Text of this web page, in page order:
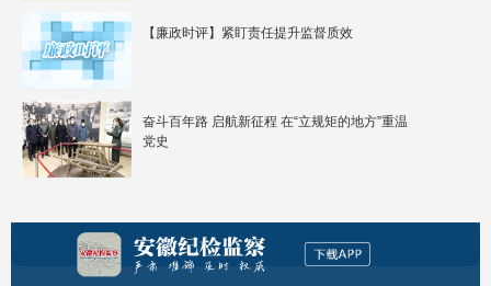
【廉政时评】紧盯责任提升监督质效
奋斗百年路 启航新征程 在“立规矩的地方”重温
党史